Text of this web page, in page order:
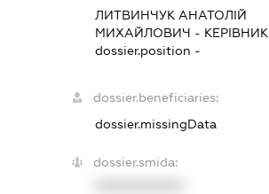
ЛИТВИНЧУК АНАТОЛІЙ
МИХАЙЛОВИЧ - КЕРІВНИК
dossier.position -
dossier.beneficiaries:
dossier.missingData
dossier.smida: